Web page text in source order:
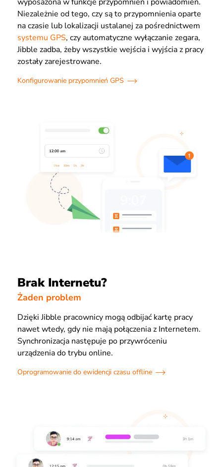
wyposażona w funkcje przypomnień i powiadomień.
Niezależnie od tego, czy są to przypomnienia oparte
na czasie lub lokalizacji ustalanej za pośrednictwem
systemu GPS, czy automatyczne wyłączanie zegara,
Jibble zadba, żeby wszystkie wejścia i wyjścia z pracy
zostały zarejestrowane.
Konfigurowanie przypomnień GPS
Brak Internetu?
Żaden problem
Dzięki Jibble pracownicy mogą odbijać kartę pracy
nawet wtedy, gdy nie mają połączenia z Internetem.
Synchronizacja następuje po przywróceniu
urządzenia do trybu online.
Oprogramowanie do ewidencji czasu offline